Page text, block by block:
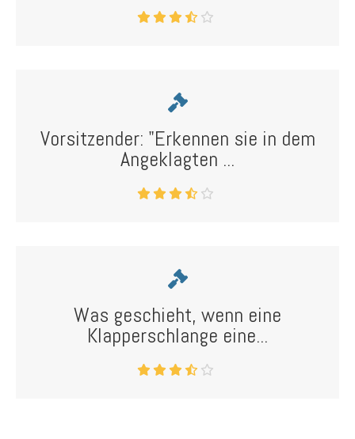
Vorsitzender: "Erkennen sie in dem
Angeklagten ...
Was geschieht, wenn eine
Klapperschlange eine...